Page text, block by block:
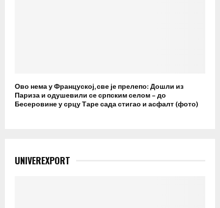
Ово нема у Француској, све је прелепо: Дошли из
Париза и одушевили се српским селом – до
Бесеровине у срцу Таре сада стигао и асфалт (фото)
UNIVEREXPORT